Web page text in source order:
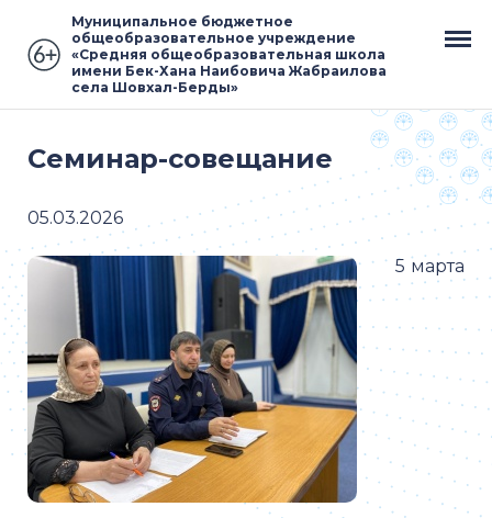
Муниципальное бюджетное
общеобразовательное учреждение
«Средняя общеобразовательная школа
имени Бек-Хана Наибовича Жабраилова
села Шовхал-Берды»
Семинар-совещание
05.03.2026
5 марта